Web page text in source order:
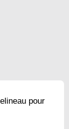
pour